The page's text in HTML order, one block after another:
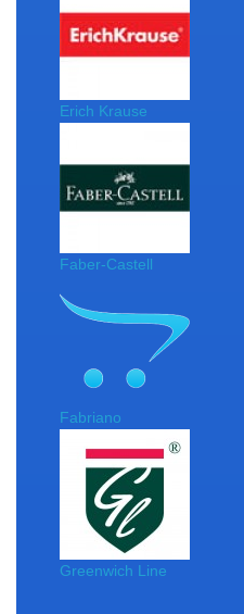
Erich Krause
Faber-Castell
Fabriano
Greenwich Line